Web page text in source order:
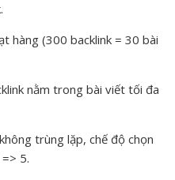
hàng (300 backlink = 30 bài
nằm trong bài viết tối đa
trùng lặp, chế độ chọn
5.